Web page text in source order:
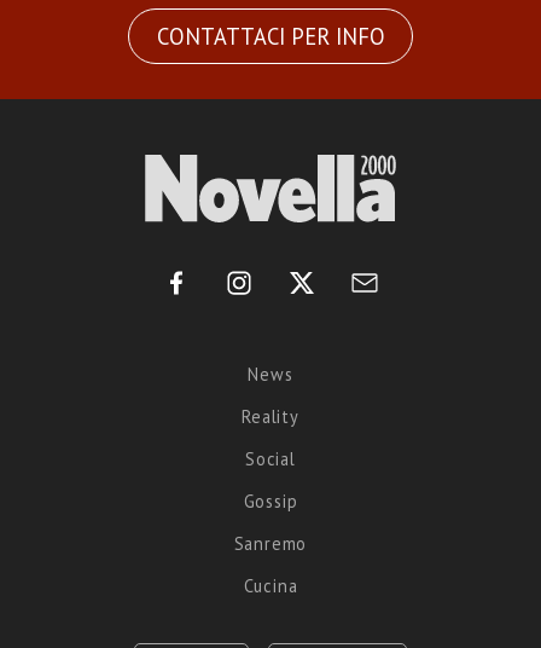
CONTATTACI PER INFO
News
Reality
Social
Gossip
Sanremo
Cucina